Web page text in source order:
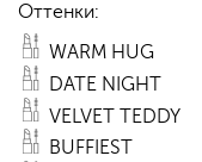
Оттенки:
WARM HUG
DATE NIGHT
VELVET TEDDY
BUFFIEST